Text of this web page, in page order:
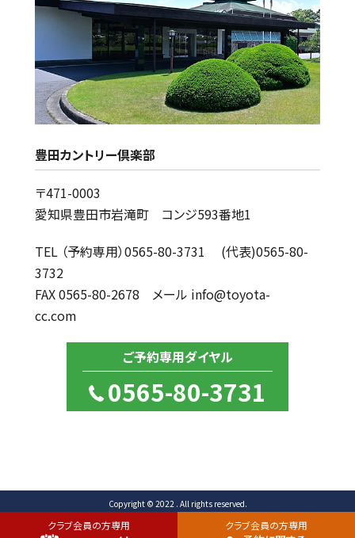
クラブ会員の方専用 クラブ会員の方専用
豊田カントリー倶楽部
〒471-0003
愛知県豊田市岩滝町 コンジ593番地1
TEL （予約専用）0565-80-3731 (代表)0565-80-
3732
FAX 0565-80-2678 メール info@toyota-
cc.com
ご予約専用ダイヤル
0565-80-3731
Copyright © 2022 . All rights reserved.